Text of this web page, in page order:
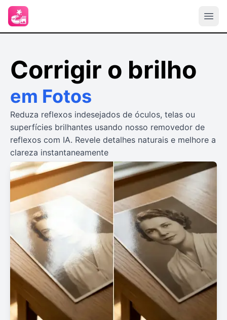
Corrigir o brilho
em Fotos
Reduza reflexos indesejados de óculos, telas ou
superfícies brilhantes usando nosso removedor de
reflexos com IA. Revele detalhes naturais e melhore a
clareza instantaneamente